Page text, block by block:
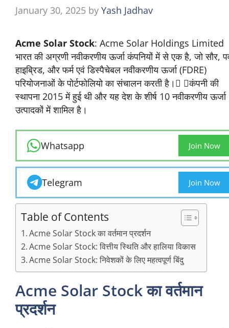
January 30, 2025 by Yash Jadhav
Acme Solar Stock: Acme Solar Holdings Limited
भारत की अग्रणी नवीकरणीय ऊर्जा कंपनियों में से एक है, जो सौर,
हाइब्रिड, और फर्म एवं डिस्पैचेबल नवीकरणीय ऊर्जा (FDRE)
परियोजनाओं के पोर्टफोलियो का संचालन करती है। कंपनी की
स्थापना 2015 में हुई थी और यह देश के शीर्ष 10 नवीकरणीय ऊर्जा
उत्पादकों में शामिल है।
Whatsapp Join Now
Telegram Join Now
Table of Contents
Acme Solar Stock का वर्तमान प्रदर्शन
Acme Solar Stock: वित्तीय स्थिति और हालिया विकास
Acme Solar Stock: निवेशकों के लिए महत्वपूर्ण बिंदु
Acme Solar Stock का वर्तमान
प्रदर्शन